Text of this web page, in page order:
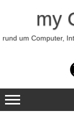
my
rund um Computer,